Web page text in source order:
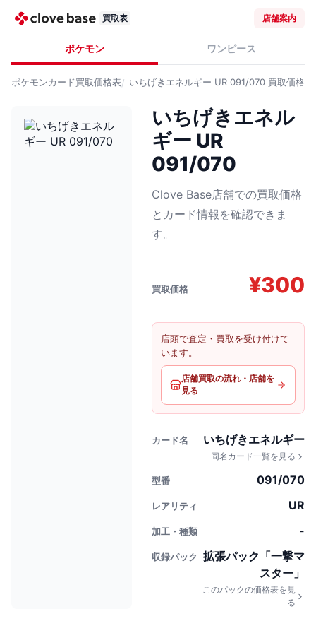
買取表 店舗案内
ポケモン ワンピース
ポケモンカード買取価格表 いちげきエネルギー UR 091/070 買取価格
いちげきエネル
ギー UR
091/070
Clove Base店舗での買取価格
とカード情報を確認できま
す。
買取価格 ¥300
店頭で査定・買取を受け付けて
います。
店舗買取の流れ・店舗を
見る
カード名 いちげきエネルギー
同名カード一覧を見る
型番 091/070
レアリティ UR
加工・種類 -
収録パック
拡張パック「一撃マ
スター」
このパックの価格表を見
る